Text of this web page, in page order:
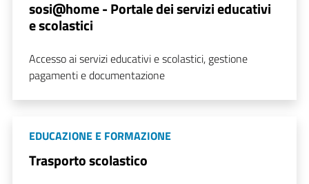
sosi@home - Portale dei servizi educativi
e scolastici
Accesso ai servizi educativi e scolastici, gestione
pagamenti e documentazione
EDUCAZIONE E FORMAZIONE
Trasporto scolastico